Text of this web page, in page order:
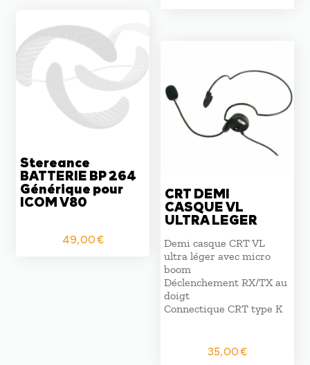
Stereance
BATTERIE BP 264
Générique pour
ICOM V80
49,00€
CRT DEMI
CASQUE VL
ULTRA LEGER
Demi casque CRT VL
ultra léger avec micro
boom
Déclenchement RX/TX au
doigt
Connectique CRT type K
35,00€